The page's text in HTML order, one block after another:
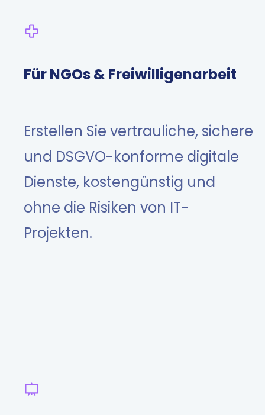
Für NGOs & Freiwilligenarbeit
Erstellen Sie vertrauliche, sichere
und DSGVO-konforme digitale
Dienste, kostengünstig und
ohne die Risiken von IT-
Projekten.